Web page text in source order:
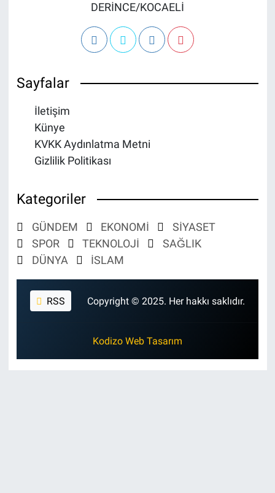
DERİNCE/KOCAELİ
Sayfalar
İletişim
Künye
KVKK Aydınlatma Metni
Gizlilik Politikası
Kategoriler
GÜNDEM EKONOMİ
SİYASET
SPOR
TEKNOLOJİ
SAĞLIK
DÜNYA
İSLAM
RSS Copyright © 2025. Her hakkı saklıdır.
Kodizo Web Tasarım